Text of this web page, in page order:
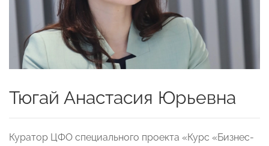
Тюгай Анастасия Юрьевна
Куратор ЦФО специального проекта «Курс «Бизнес-